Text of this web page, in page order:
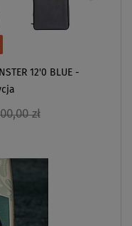
12'0 BLUE -
zł